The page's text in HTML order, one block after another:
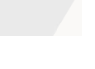
重點活動之一。